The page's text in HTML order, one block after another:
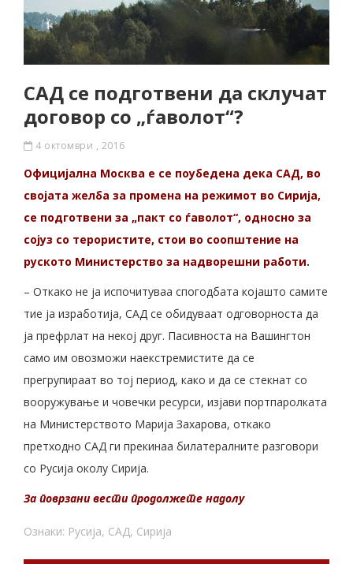
САД се подготвени да склучат
договор со „ѓаволот“?
4 октомври , 2016
Официјална Москва е се поубедена дека САД, во
својата желба за промена на режимот во Сирија,
се подготвени за „пакт со ѓаволот“, односно за
сојуз со терористите, стои во соопштение на
руското Министерство за надворешни работи.
– Откако не ја испочитуваа спогодбата којашто самите
тие ја изработија, САД се обидуваат одговорноста да
ја префрлат на некој друг. Пасивноста на Вашингтон
само им овозможи наекстремистите да се
прегрупираат во тој период, како и да се стекнат со
вооружување и човечки ресурси, изјави портпаролката
на Министерството Марија Захарова, откако
претходно САД ги прекинаа билатералните разговори
со Русија околу Сирија.
За поврзани вести продолжете надолу
Ознаки: Русија, САД, Сирија